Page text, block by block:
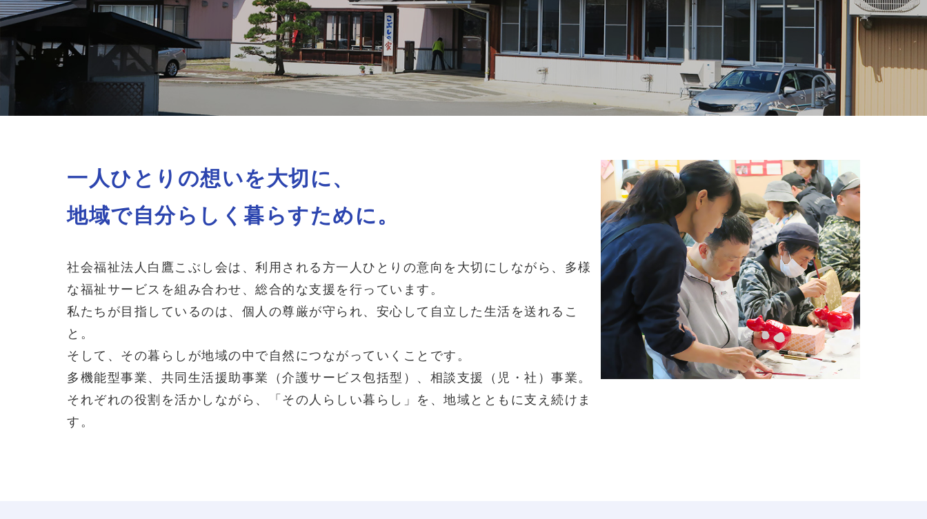
一人ひとりの想いを大切に、
地域で自分らしく暮らすために。
社会福祉法人白鷹こぶし会は、利用される方一人ひとりの意向を大切にしながら、多様
な福祉サービスを組み合わせ、総合的な支援を行っています。
私たちが目指しているのは、個人の尊厳が守られ、安心して自立した生活を送れるこ
と。
そして、その暮らしが地域の中で自然につながっていくことです。
多機能型事業、共同生活援助事業（介護サービス包括型）、相談支援（児・社）事業。
それぞれの役割を活かしながら、「その人らしい暮らし」を、地域とともに支え続けま
す。